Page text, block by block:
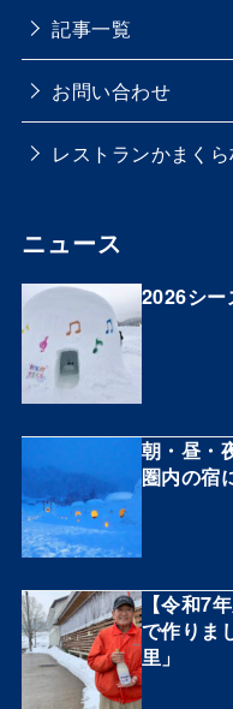
記事一覧
お問い合わせ
レストランかまくら
ニュース
2026シー
朝・昼・
圏内の宿
【令和7
で作りま
里」